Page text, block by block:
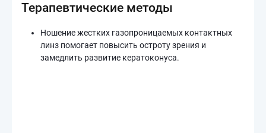
Терапевтические методы
Ношение жестких газопроницаемых контактных
линз помогает повысить остроту зрения и
замедлить развитие кератоконуса.